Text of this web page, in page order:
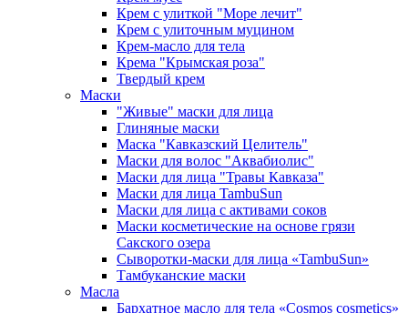
Крем с улиткой "Море лечит"
Крем с улиточным муцином
Крем-масло для тела
Крема "Крымская роза"
Твердый крем
Маски
"Живые" маски для лица
Глиняные маски
Маска "Кавказский Целитель"
Маски для волос "Аквабиолис"
Маски для лица "Травы Кавказа"
Маски для лица TambuSun
Маски для лица с активами соков
Маски косметические на основе грязи
Сакского озера
Сыворотки-маски для лица «TambuSun»
Тамбуканские маски
Масла
Бархатное масло для тела «Cosmos cosmetics»